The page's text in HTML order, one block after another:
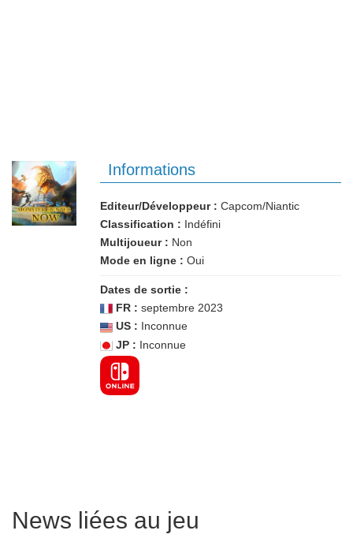
Informations
Editeur/Développeur : Capcom/Niantic
Classification : Indéfini
Multijoueur : Non
Mode en ligne : Oui
Dates de sortie :
FR : septembre 2023
US : Inconnue
JP : Inconnue
News liées au jeu